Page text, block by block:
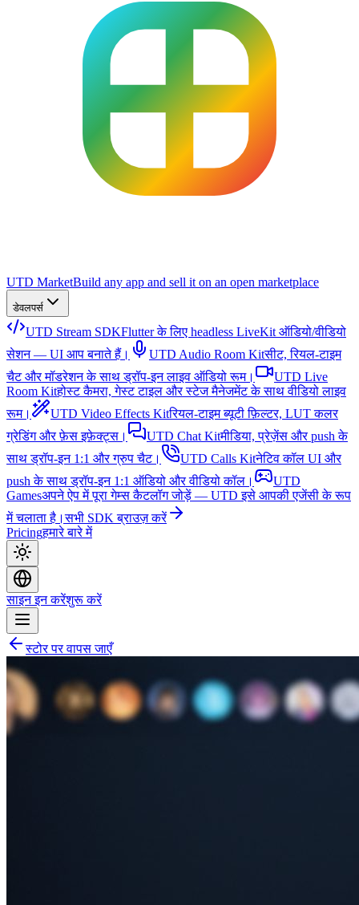
UTD MarketBuild any app and sell it on an open marketplace
डेवलपर्स
UTD Stream SDKFlutter के लिए headless LiveKit ऑडियो/वीडियो
सेशन — UI आप बनाते हैं।
UTD Audio Room Kitसीट, रियल-टाइम
चैट और मॉडरेशन के साथ ड्रॉप-इन लाइव ऑडियो रूम।
UTD Live
Room Kitहोस्ट कैमरा, गेस्ट टाइल और स्टेज मैनेजमेंट के साथ वीडियो लाइव
रूम।
UTD Video Effects Kitरियल-टाइम ब्यूटी फ़िल्टर, LUT कलर
ग्रेडिंग और फ़ेस इफ़ेक्ट्स।
UTD Chat Kitमीडिया, प्रेज़ेंस और push के
साथ ड्रॉप-इन 1:1 और ग्रुप चैट।
UTD Calls Kitनेटिव कॉल UI और
push के साथ ड्रॉप-इन 1:1 ऑडियो और वीडियो कॉल।
UTD
Gamesअपने ऐप में पूरा गेम्स कैटलॉग जोड़ें — UTD इसे आपकी एजेंसी के रूप
में चलाता है।सभी SDK ब्राउज़ करें
Pricingहमारे बारे में
साइन इन करेंशुरू करें
स्टोर पर वापस जाएँ